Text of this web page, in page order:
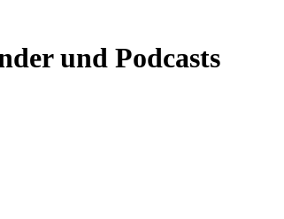
und Podcasts